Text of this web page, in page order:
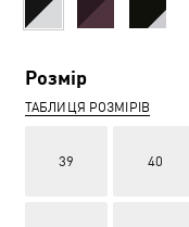
Розмір
ТАБЛИЦЯ РОЗМІРІВ
39 40